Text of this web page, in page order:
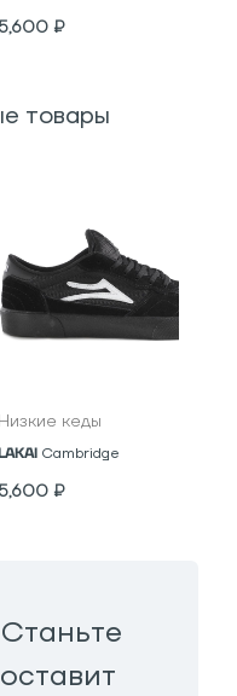
5,600 ₽
товары
Низкие кеды
Cambridge
5,600 ₽